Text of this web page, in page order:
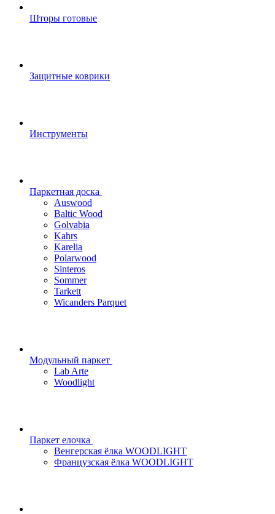
Шторы готовые
Защитные коврики
Инструменты
Паркетная доска
Auswood
Baltic Wood
Golvabia
Kahrs
Karelia
Polarwood
Sinteros
Sommer
Tarkett
Wicanders Parquet
Модульный паркет
Lab Arte
Woodlight
Паркет елочка
Венгерская ёлка WOODLIGHT
Французская ёлка WOODLIGHT